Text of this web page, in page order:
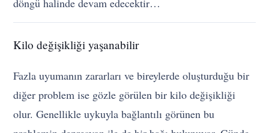
döngü halinde devam edecektir…
Kilo değişikliği yaşanabilir
Fazla uyumanın zararları ve bireylerde oluşturduğu bir
diğer problem ise gözle görülen bir kilo değişikliği
olur. Genellikle uykuyla bağlantılı görünen bu